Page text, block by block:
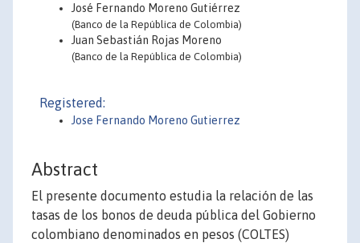
José Fernando Moreno Gutiérrez
(Banco de la República de Colombia)
Juan Sebastián Rojas Moreno
(Banco de la República de Colombia)
Registered:
Jose Fernando Moreno Gutierrez
Abstract
El presente documento estudia la relación de las
tasas de los bonos de deuda pública del Gobierno
colombiano denominados en pesos (COLTES)